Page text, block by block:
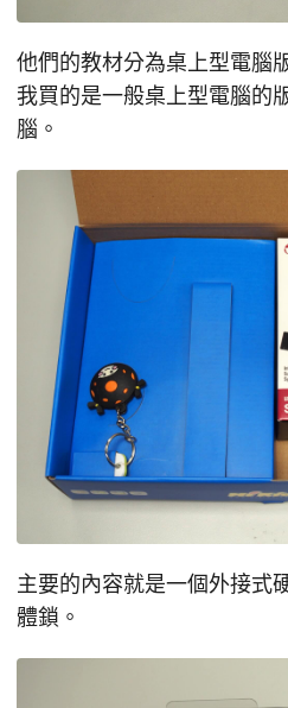
他們的教材分為桌上型電腦
我買的是一般桌上型電腦的
腦。
主要的內容就是一個外接式
體鎖。